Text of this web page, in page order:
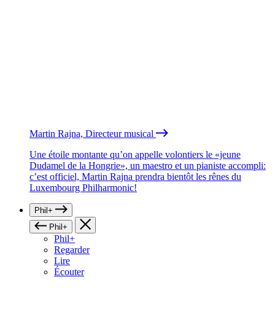
Martin Rajna, Directeur musical
Une étoile montante qu’on appelle volontiers le «jeune
Dudamel de la Hongrie», un maestro et un pianiste accompli:
c’est officiel, Martin Rajna prendra bientôt les rênes du
Luxembourg Philharmonic!
Phil+
Phil+
Phil+
Regarder
Lire
Écouter